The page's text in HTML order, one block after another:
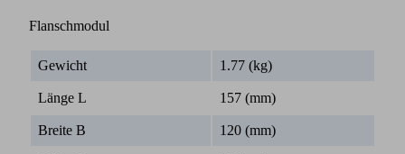
Flanschmodul
Gewicht 1.77 (kg)
Länge L 157 (mm)
Breite B 120 (mm)